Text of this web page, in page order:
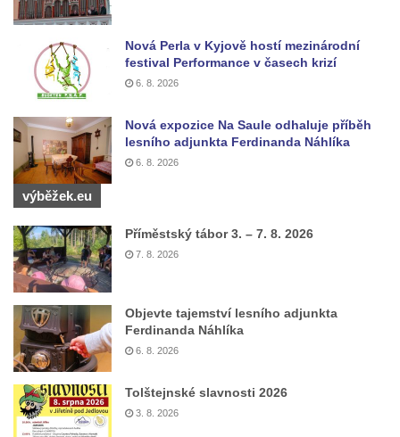
Mikulášovicích
Boží muka na Kostelní stezce v
Mikulášovicích
Franzeho kříž u domu čp. 356 v
Mikulášovicích
Hammerberský kříž na křižovatce mezi
domy čp. 739 a 758 v Mikulášovicích
Kříž Johannese Herlta poblíž domu čp. 428
Drascheho kříž na zahradě domu čp. 915 v
Mikulášovicích
Hillův kříž u domu čp. 436 v Mikulášovicích
Hampelův kříž západně od dolního nádraží
v Mikulášovicích
Kříž před kostelem svatých Petra a Pavla v
Růžové
Centrální kříž na starém hřbitově ve
Nová Perla v Kyjově hostí mezinárodní
festival Performance v časech krizí
6. 8. 2026
Nová expozice Na Saule odhaluje příběh
lesního adjunkta Ferdinanda Náhlíka
6. 8. 2026
výběžek.eu
Příměstský tábor 3. – 7. 8. 2026
7. 8. 2026
Objevte tajemství lesního adjunkta
Ferdinanda Náhlíka
6. 8. 2026
Tolštejnské slavnosti 2026
3. 8. 2026